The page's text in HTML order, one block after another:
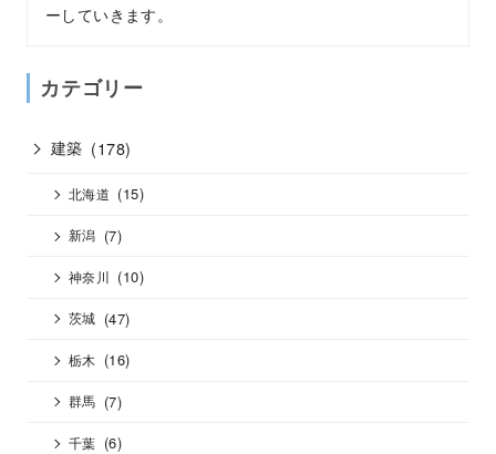
ーしていきます。
カテゴリー
建築 (178)
北海道 (15)
新潟 (7)
神奈川 (10)
茨城 (47)
栃木 (16)
群馬 (7)
千葉 (6)